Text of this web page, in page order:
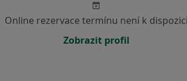
Online rezervace termínu není k dispozici
Zobrazit profil